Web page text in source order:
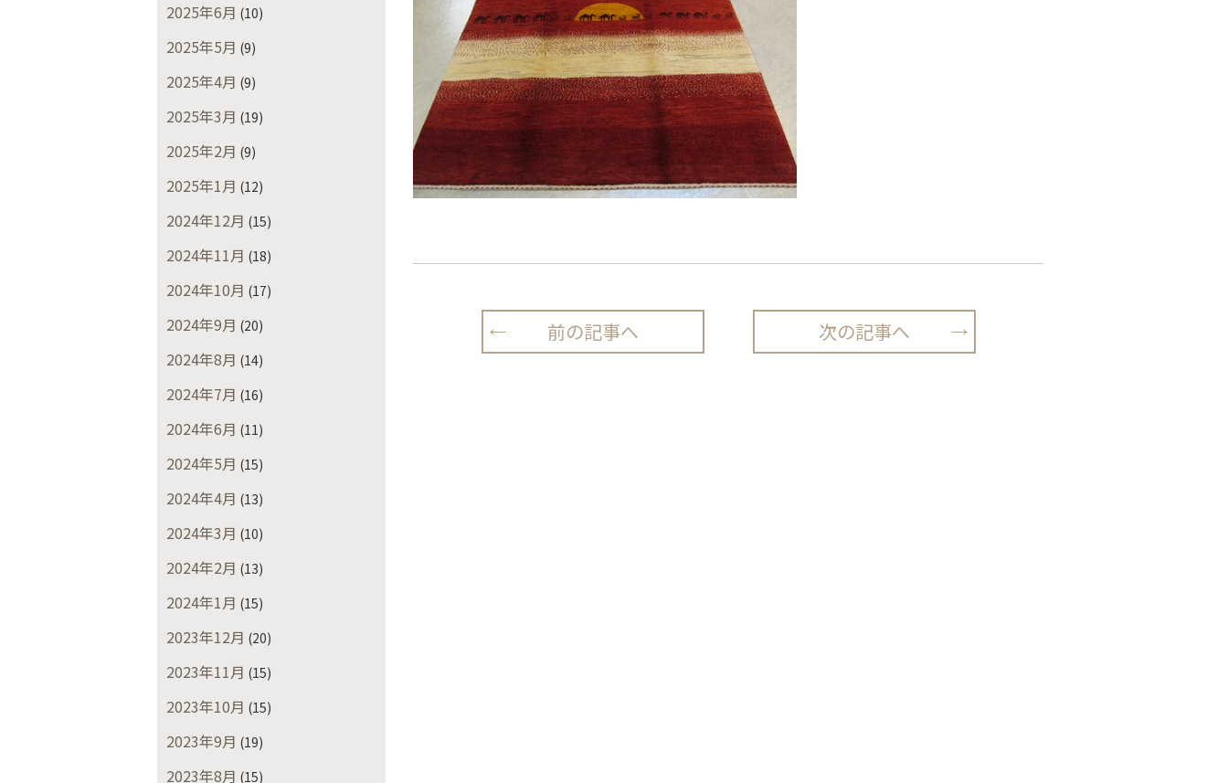
2025年6月 (10)
2025年5月 (9)
2025年4月 (9)
2025年3月 (19)
2025年2月 (9)
2025年1月 (12)
2024年12月 (15)
2024年11月 (18)
2024年10月 (17)
2024年9月 (20)
2024年8月 (14)
2024年7月 (16)
2024年6月 (11)
2024年5月 (15)
2024年4月 (13)
2024年3月 (10)
2024年2月 (13)
2024年1月 (15)
2023年12月 (20)
2023年11月 (15)
2023年10月 (15)
2023年9月 (19)
2023年8月 (15)
前の記事へ 次の記事へ